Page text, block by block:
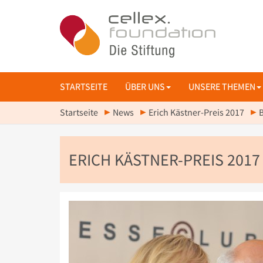
STARTSEITE ÜBER UNS UNSERE THEMEN
Startseite News Erich Kästner-Preis 2017
ERICH KÄSTNER-PREIS 2017